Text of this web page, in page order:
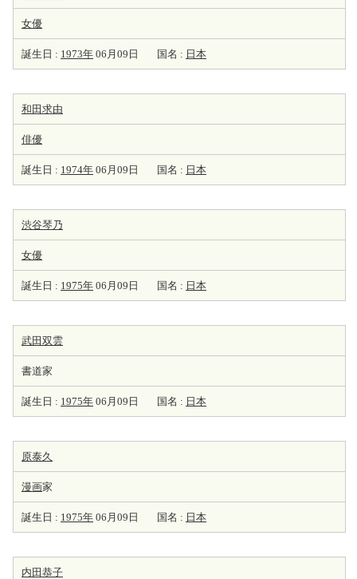
女優
誕生日 : 1973年 06月09日 国名 : 日本
和田求由
俳優
誕生日 : 1974年 06月09日 国名 : 日本
渋谷琴乃
女優
誕生日 : 1975年 06月09日 国名 : 日本
武田双雲
書道家
誕生日 : 1975年 06月09日 国名 : 日本
原泰久
漫画家
誕生日 : 1975年 06月09日 国名 : 日本
内田恭子